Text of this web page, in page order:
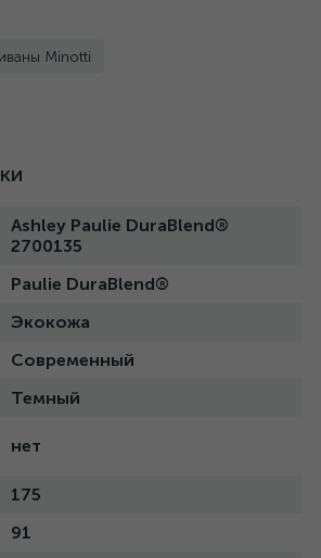
Minotti
Ashley Paulie DuraBlend®
2700135
Paulie DuraBlend®
Экокожа
Современный
Темный
нет
175
91